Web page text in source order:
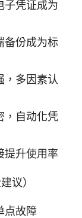
子凭证成为
备份成为标
，多因素认
，自动化凭
提升使用率
议）
点故障